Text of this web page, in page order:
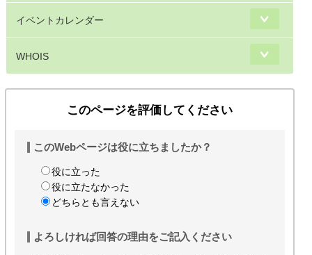
イベントカレンダー
WHOIS
このページを評価してください
このWebページは役に立ちましたか？
役に立った
役に立たなかった
どちらとも言えない
よろしければ回答の理由をご記入ください